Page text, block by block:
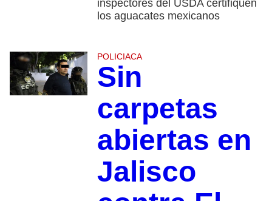
inspectores del USDA certifiquen
los aguacates mexicanos
POLICIACA
Sin
carpetas
abiertas en
Jalisco